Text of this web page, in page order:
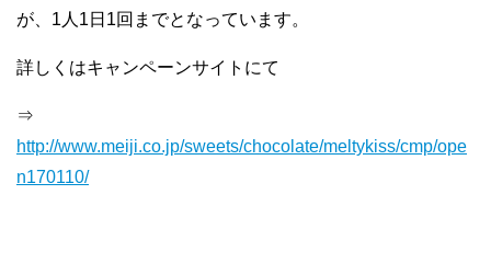
が、1人1日1回までとなっています。
詳しくはキャンペーンサイトにて
⇒
http://www.meiji.co.jp/sweets/chocolate/meltykiss/cmp/ope
n170110/